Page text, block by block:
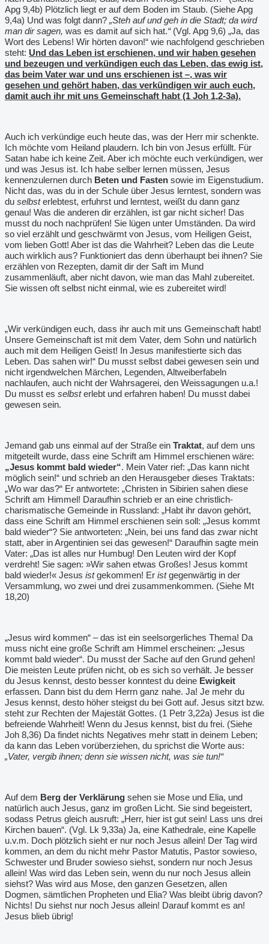
Apg 9,4b) Plötzlich liegt er auf dem Boden im Staub. (Siehe Apg
9,4a) Und was folgt dann? „Steh auf und geh in die Stadt; da wird
man dir sagen, was es damit auf sich hat.“(Vgl. Apg 9,6) „Ja, das
Wort des Lebens! Wir hörten davon!“ wie nachfolgend geschrieben
steht: Und das Leben ist erschienen, und wir haben gesehen
und bezeugen und verkündigen euch das Leben, das ewig ist,
das beim Vater war und uns erschienen ist –, was wir
gesehen und gehört haben, das verkündigen wir auch euch,
damit auch ihr mit uns Gemeinschaft habt (1 Joh 1,2-3a).
Auch ich verkündige euch heute das, was der Herr mir schenkte.
Ich möchte vom Heiland plaudern. Ich bin von Jesus erfüllt. Für
Satan habe ich keine Zeit. Aber ich möchte euch verkündigen, wer
und was Jesus ist. Ich habe selber lernen müssen, Jesus
kennenzulernen durch Beten und Fasten sowie im Eigenstudium.
Nicht das, was du in der Schule über Jesus lerntest, sondern was
du selbsterlebtest, erfuhrst und lerntest, weißt du dann ganz
genau! Was die anderen dir erzählen, ist gar nicht sicher! Das
musst du noch nachprüfen! Sie lügen unter Umständen. Da wird
so viel erzählt und geschwärmt von Jesus, vom Heiligen Geist,
vom lieben Gott! Aber ist das die Wahrheit? Leben das die Leute
auch wirklich aus? Funktioniert das denn überhaupt bei ihnen? Sie
erzählen von Rezepten, damit dir der Saft im Mund
zusammenläuft, aber nicht davon, wie man das Mahl zubereitet.
Sie wissen oft selbst nicht einmal, wie es zubereitet wird!
„Wir verkündigen euch, dass ihr auch mit uns Gemeinschaft habt!
Unsere Gemeinschaft ist mit dem Vater, dem Sohn und natürlich
auch mit dem Heiligen Geist! In Jesus manifestierte sich das
Leben. Das sahen wir!“ Du musst selbst dabei gewesen sein und
nicht irgendwelchen Märchen, Legenden, Altweiberfabeln
nachlaufen, auch nicht der Wahrsagerei, den Weissagungen u.a.!
Du musst es selbsterlebt und erfahren haben! Du musst dabei
gewesen sein.
Jemand gab uns einmal auf der Straße ein Traktat, auf dem uns
mitgeteilt wurde, dass eine Schrift am Himmel erschienen wäre:
„Jesus kommt bald wieder“. Mein Vater rief: „Das kann nicht
möglich sein!“ und schrieb an den Herausgeber dieses Traktats:
„Wo war das?“ Er antwortete: „Christen in Sibirien sahen diese
Schrift am Himmel! Daraufhin schrieb er an eine christlich-
charismatische Gemeinde in Russland: „Habt ihr davon gehört,
dass eine Schrift am Himmel erschienen sein soll: „Jesus kommt
bald wieder“? Sie antworteten: „Nein, bei uns fand das zwar nicht
statt, aber in Argentinien sei das gewesen!“ Daraufhin sagte mein
Vater: „Das ist alles nur Humbug! Den Leuten wird der Kopf
verdreht! Sie sagen: »Wir sahen etwas Großes! Jesus kommt
bald wieder!« Jesus istgekommen! Er istgegenwärtig in der
Versammlung, wo zwei und drei zusammenkommen. (Siehe Mt
18,20)
„Jesus wird kommen“ – das ist ein seelsorgerliches Thema! Da
muss nicht eine große Schrift am Himmel erscheinen: „Jesus
kommt bald wieder“. Du musst der Sache auf den Grund gehen!
Die meisten Leute prüfen nicht, ob es sich so verhält. Je besser
du Jesus kennst, desto besser konntest du deine Ewigkeit
erfassen. Dann bist du dem Herrn ganz nahe. Ja! Je mehr du
Jesus kennst, desto höher steigst du bei Gott auf. Jesus sitzt bzw.
steht zur Rechten der Majestät Gottes. (1 Petr 3,22a) Jesus ist die
befreiende Wahrheit! Wenn du Jesus kennst, bist du frei. (Siehe
Joh 8,36) Da findet nichts Negatives mehr statt in deinem Leben;
da kann das Leben vorüberziehen, du sprichst die Worte aus:
„Vater, vergib ihnen; denn sie wissen nicht, was sie tun!“
Auf dem Berg der Verklärung sehen sie Mose und Elia, und
natürlich auch Jesus, ganz im großen Licht. Sie sind begeistert,
sodass Petrus gleich ausruft: „Herr, hier ist gut sein! Lass uns drei
Kirchen bauen“. (Vgl. Lk 9,33a) Ja, eine Kathedrale, eine Kapelle
u.v.m. Doch plötzlich sieht er nur noch Jesus allein! Der Tag wird
kommen, an dem du nicht mehr Pastor Matutis, Pastor sowieso,
Schwester und Bruder sowieso siehst, sondern nur noch Jesus
allein! Was wird das Leben sein, wenn du nur noch Jesus allein
siehst? Was wird aus Mose, den ganzen Gesetzen, allen
Dogmen, sämtlichen Propheten und Elia? Was bleibt übrig davon?
Nichts! Du siehst nur noch Jesus allein! Darauf kommt es an!
Jesus blieb übrig!